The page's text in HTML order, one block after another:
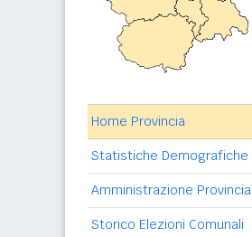
Home Provincia
Statistiche Demografiche
Amministrazione Provincia
Storico Elezioni Comunali